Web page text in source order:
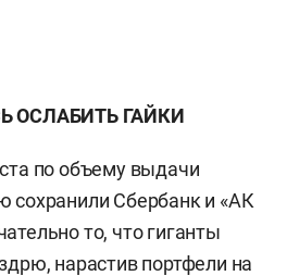
ОСЛАБИТЬ ГАЙКИ
по объему выдачи
сохранили Сбербанк и «АК
то, что гиганты
нарастив портфели на